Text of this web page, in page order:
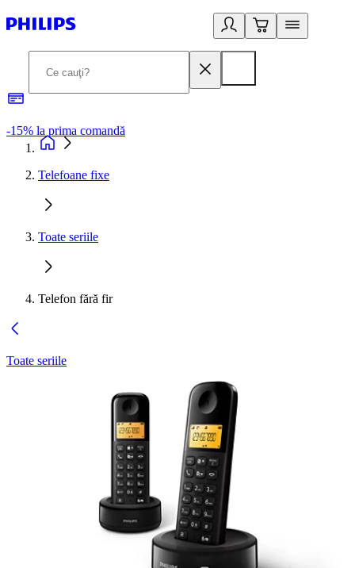
-15% la prima comandă
Telefoane fixe
Toate seriile
Telefon fără fir
Toate seriile